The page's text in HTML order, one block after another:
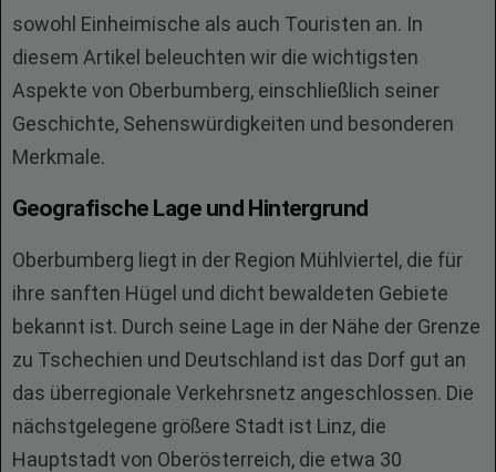
sowohl Einheimische als auch Touristen an. In
diesem Artikel beleuchten wir die wichtigsten
Aspekte von Oberbumberg, einschließlich seiner
Geschichte, Sehenswürdigkeiten und besonderen
Merkmale.
Geografische Lage und Hintergrund
Oberbumberg liegt in der Region Mühlviertel, die für
ihre sanften Hügel und dicht bewaldeten Gebiete
bekannt ist. Durch seine Lage in der Nähe der Grenze
zu Tschechien und Deutschland ist das Dorf gut an
das überregionale Verkehrsnetz angeschlossen. Die
nächstgelegene größere Stadt ist Linz, die
Hauptstadt von Oberösterreich, die etwa 30